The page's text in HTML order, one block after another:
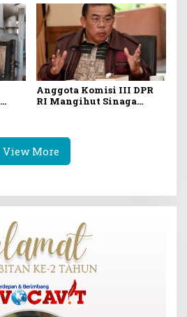
Masyarakat Pesisir
Anggota Komisi III DPR
RI Mangihut Sinaga
Simpulkan Kematian
Mantan Istri Polisi
sebagai Bunuh Diri
View More